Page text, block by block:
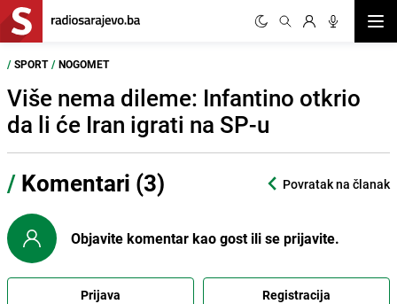
/ SPORT / NOGOMET
Više nema dileme: Infantino otkrio
da li će Iran igrati na SP-u
/ Komentari (3) Povratak na članak
Objavite komentar kao gost ili se prijavite.
Prijava Registracija